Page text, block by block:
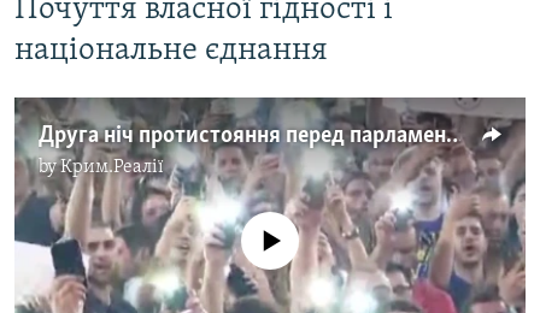
Почуття власної гідності і
національне єднання
Друга ніч протистояння перед парламентом Грузії (відео)
byКрим.Реалії
No media source currently available